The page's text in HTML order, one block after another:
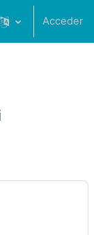
de búsqueda de
Acceder